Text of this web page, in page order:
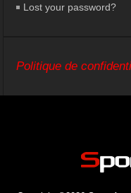
Lost your password?
Politique de